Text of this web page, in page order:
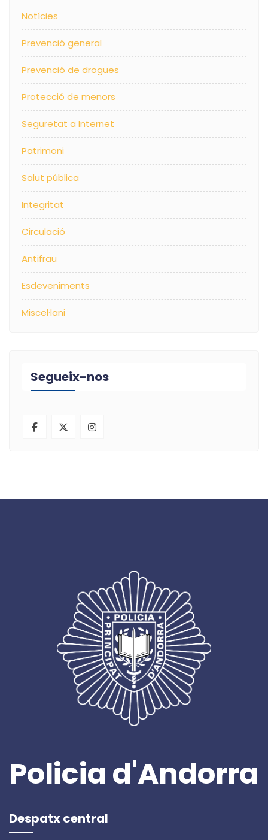
Notícies
Prevenció general
Prevenció de drogues
Protecció de menors
Seguretat a Internet
Patrimoni
Salut pública
Integritat
Circulació
Antifrau
Esdeveniments
Miscel·lani
Segueix-nos
Policia d'Andorra
Despatx central